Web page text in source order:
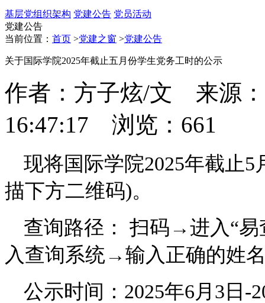
基层党组织架构 党建公告 党员活动
党建公告
当前位置： 首页 >党建之窗 >党建公告
关于国际学院2025年截止五月份学生党务工时的公示
作者：方子炫/文 来源
16:47:17 浏览： 661
现将国际学院2025年截止
描下方二维码)。
查询路径： 扫码→进入“
入查询系统→输入正确的姓
公示时间：2025年6月3日